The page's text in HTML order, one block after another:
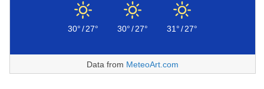
30°/27° 30°/27° 31°/27°
Data from MeteoArt.com